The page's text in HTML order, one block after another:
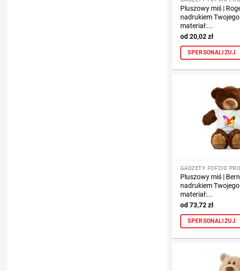
Pluszowy miś |
nadrukiem
materiał:...
20,02zł
SPERSONALIZUJ
Pluszowy miś |
nadrukiem
materiał:...
73,72zł
SPERSONALIZUJ